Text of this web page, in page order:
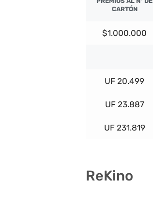
CARTÓN
$1.000.000
UF 20.499
UF 23.887
UF 231.819
ReKino